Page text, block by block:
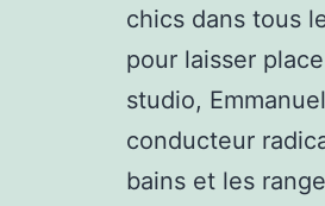
chics dans tous
pour laisser
studio,
conducteur
bains et les